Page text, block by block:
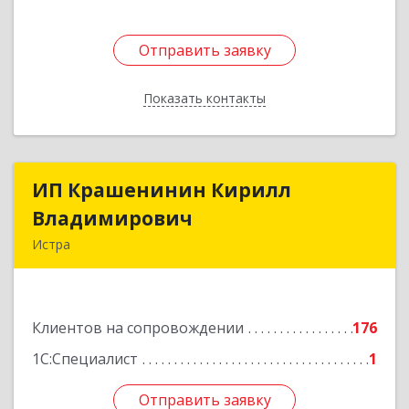
Отправить заявку
Показать контакты
Отправить заявку
Назад
ИП Крашенинин Кирилл
Владимирович
Истра
Клиентов на сопровождении
176
1С:Специалист
1
Отправить заявку
ИП Крашенинин Кирилл
Подробнее
Отправить заявку